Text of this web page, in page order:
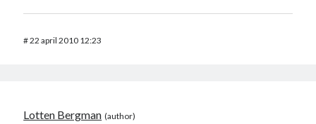
#22 april 2010 12:23
Lotten Bergman